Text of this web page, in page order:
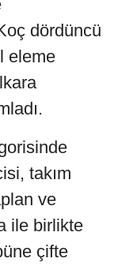
dördüncü
eleme
takım
ve
ile birlikte
çifte